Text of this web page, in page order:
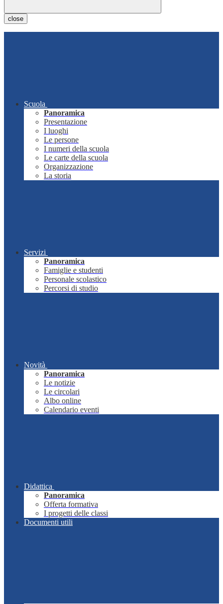
close
Scuola
Panoramica
Presentazione
I luoghi
Le persone
I numeri della scuola
Le carte della scuola
Organizzazione
La storia
Servizi
Panoramica
Famiglie e studenti
Personale scolastico
Percorsi di studio
Novità
Panoramica
Le notizie
Le circolari
Albo online
Calendario eventi
Didattica
Panoramica
Offerta formativa
I progetti delle classi
Documenti utili